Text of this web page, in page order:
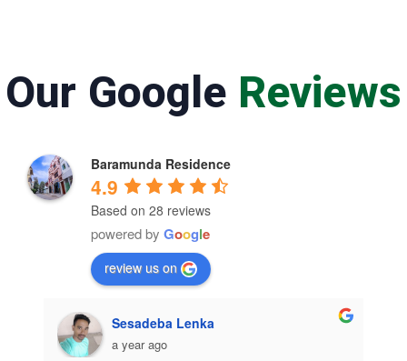
Our Google Reviews
Baramunda Residence
4.9
Based on 28 reviews
powered by Google
review us on
Sesadeba Lenka
a year ago